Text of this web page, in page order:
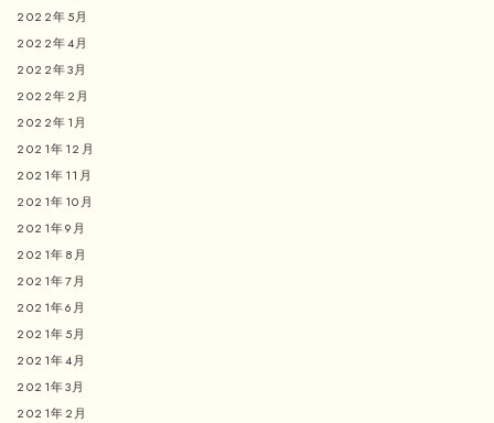
2022年5月
2022年4月
2022年3月
2022年2月
2022年1月
2021年12月
2021年11月
2021年10月
2021年9月
2021年8月
2021年7月
2021年6月
2021年5月
2021年4月
2021年3月
2021年2月